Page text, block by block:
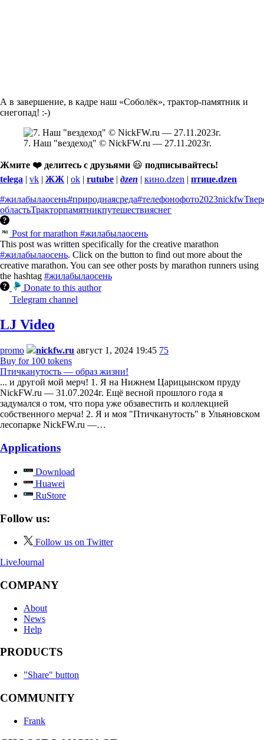
А в завершение, в кадре наш «Соболёк», трактор-памятник и
снегопад! :-)
7. Наш "вездеход" © NickFW.ru — 27.11.2023г.
Жмите ❤️ делитесь с друзьями 😃 подписывайтесь!
telega | vk | ЖЖ | ok | rutube | дzen | кино.dzen | птице.dzen
#жилабылаосень#природнаясреда#телефонофото2023nickfw
областьТракторпамятникпутешествияснег
Post for marathon #жилабылаосень
This post was written specifically for the creative marathon
#жилабылаосень. Click on the button to find out more about the
creative marathon. You can see other posts by marathon runners using
the hashtag #жилабылаосень
Donate to this author
Telegram channel
LJ Video
promo nickfw.ru август 1, 2024 19:45 75
Buy for 100 tokens
Птичканутость — образ жизни!
... и другой мой мерч! 1. Я на Нижнем Царицынском пруду
NickFW.ru — 31.07.2024г. Ещё весной прошлого года я
задумался о том, что пора уже обзавестить и коллекцией
собственного мерча! 2. Я и моя "Птичканутость" в Ульяновском
лесопарке NickFW.ru —…
Applications
Download
Huawei
RuStore
Follow us:
Follow us on Twitter
LiveJournal
COMPANY
About
News
Help
PRODUCTS
"Share" button
COMMUNITY
Frank